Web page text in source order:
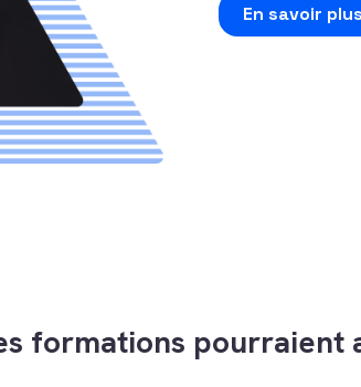
En savoir plus
formations pourraient